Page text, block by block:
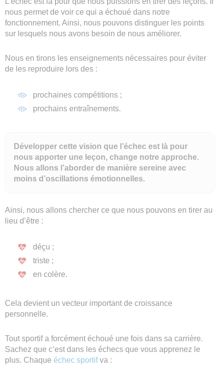
nous permet de voir ce qui a échoué dans notre
fonctionnement. Ainsi, nous pouvons distinguer les points
sur lesquels nous avons besoin de nous améliorer.
Nous en tirons les enseignements nécessaires pour éviter
de les reproduire lors des :
prochaines compétitions ;
prochains entraînements.
Développer cette vision que l’échec est là pour
nous apporter une leçon, change notre approche.
Nous allons l’aborder de manière sereine avec
moins d’oscillations émotionnelles.
Ainsi, nous allons chercher ce que nous pouvons en tirer au
lieu d’être :
déçu ;
triste ;
en colère.
Cela devient un vecteur important de croissance
personnelle.
Tout sportif a forcément échoué une fois dans sa carrière.
Sachez que c’est dans les échecs que vous apprenez le
plus. Chaque échec sportifva :